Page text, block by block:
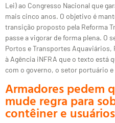
Lei) ao Congresso Nacional que
mais cinco anos. O objetivo é
transição proposto pela Reforma
passe a vigorar de forma plena. O
Portos e Transportes
à Agência iNFRA que o texto está
com o governo, o setor portuário
Armadores pedem
mude regra para
contêiner e